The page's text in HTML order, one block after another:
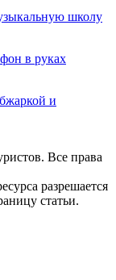
школу
в руках
и
Все права
разрешается
статьи.